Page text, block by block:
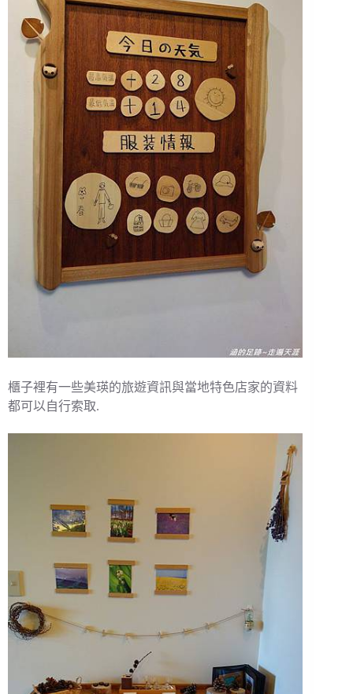
櫃子裡有一些美瑛的旅遊資訊與當地特色店家的資料
都可以自行索取.